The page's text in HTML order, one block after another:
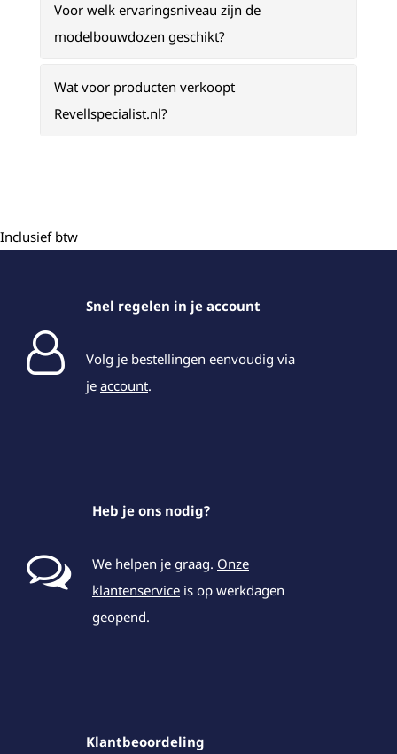
Voor welk ervaringsniveau zijn de
modelbouwdozen geschikt?
Wat voor producten verkoopt
Revellspecialist.nl?
Inclusief btw
Snel regelen in je account
Volg je bestellingen eenvoudig via
je account.
Heb je ons nodig?
We helpen je graag. Onze
klantenservice is op werkdagen
geopend.
Klantbeoordeling